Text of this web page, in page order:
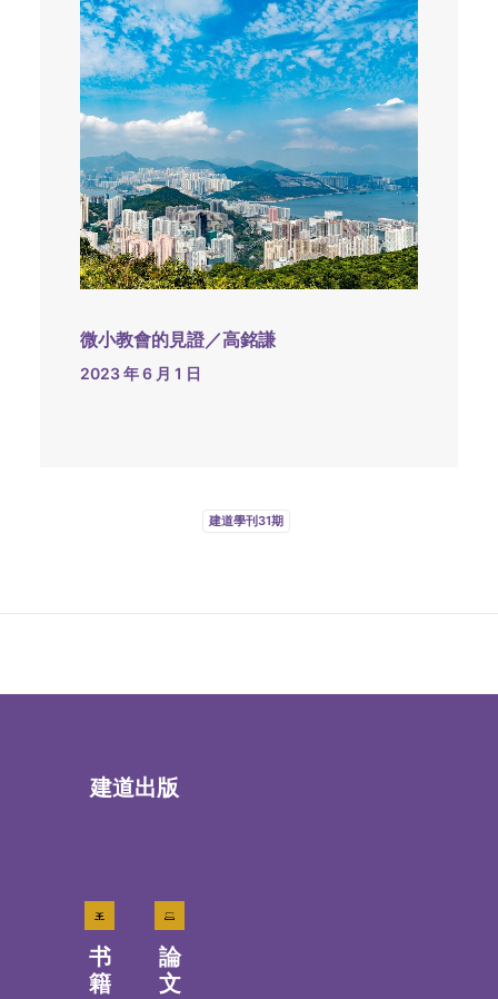
微小教會的見證／高銘謙
2023 年 6 月 1 日
建道學刊31期
建道出版
书
籍
論
文